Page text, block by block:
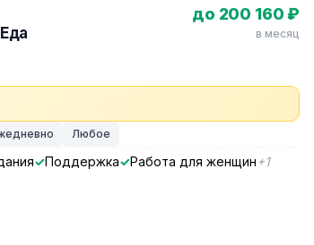
до 200 160 ₽
в месяц
Любое
Поддержка Работа для женщин +1